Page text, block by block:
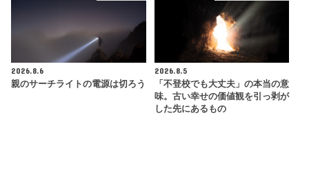
2026.8.6
親のサーチライトの電源は切ろう
2026.8.5
「不登校でも大丈夫」の本当の意
味。古い幸せの価値観を引っ剥が
した先にあるもの